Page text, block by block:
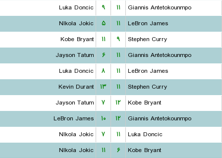
Luka Doncic
۹ ۱۱
Giannis Antetokounmpo
NIkola Jokic
۵ ۱۱
LeBron James
Kobe Bryant
۱۱ ۹
Stephen Curry
Jayson Tatum
۶ ۱۱
Giannis Antetokounmpo
Luka Doncic
۸ ۱۱
LeBron James
Kevin Durant
۱۳ ۱۱
Stephen Curry
Jayson Tatum
۷ ۱۲
Kobe Bryant
LeBron James
۱۰ ۱۲
Giannis Antetokounmpo
NIkola Jokic
۷ ۱۱
Luka Doncic
NIkola Jokic
۱۱ ۶
Kobe Bryant